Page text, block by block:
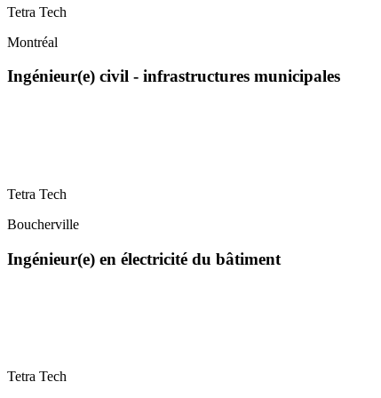
Tetra Tech
Montréal
Ingénieur(e) civil - infrastructures municipales
Tetra Tech
Boucherville
Ingénieur(e) en électricité du bâtiment
Tetra Tech